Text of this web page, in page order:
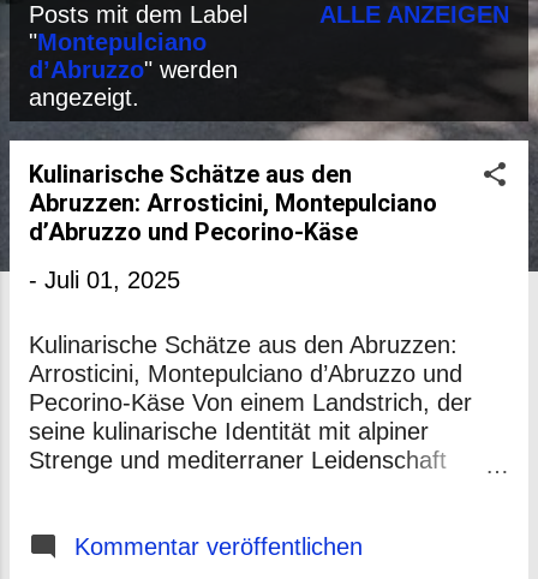
P
o
s
s
Posts mit dem Label
"Montepulciano
d’Abruzzo" werden
angezeigt.
ALLE ANZEIGEN
Kulinarische Schätze aus den
Abruzzen: Arrosticini, Montepulciano
d’Abruzzo und Pecorino-Käse
- Juli 01, 2025
Kulinarische Schätze aus den Abruzzen:
Arrosticini, Montepulciano d’Abruzzo und
Pecorino-Käse Von einem Landstrich, der
seine kulinarische Identität mit alpiner
Strenge und mediterraner Leidenschaft
Abgeschiedenheit als mit kulinarischer
Kommentar veröffentlichen